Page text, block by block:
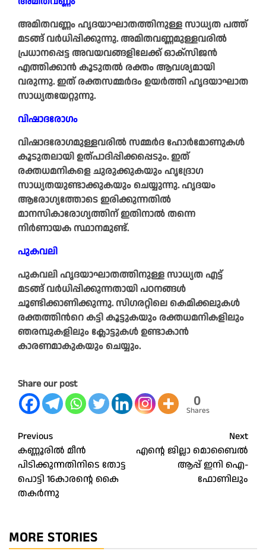
അമിതവണ്ണം ഹൃദയാഘാതത്തിനുള്ള സാധ്യത പത്ത്
മടങ്ങ് വര്‍ധിപ്പിക്കുന്നു. അമിതവണ്ണമുള്ളവരില്‍
പ്രധാനപ്പെട്ട അവയവങ്ങളിലേക്ക് ഓക്സിജന്‍
എത്തിക്കാന്‍ കൂടുതല്‍ രക്തം ആവശ്യമായി
വരുന്നു. ഇത് രക്തസമ്മര്‍ദം ഉയര്‍ത്തി ഹൃദയാഘാത
സാധ്യതയേറ്റുന്നു.
വിഷാദരോഗം
വിഷാദരോഗമുള്ളവരില്‍ സമ്മര്‍ദ ഹോര്‍മോണുകള്‍
കൂടുതലായി ഉത്പാദിപ്പിക്കപ്പെടും. ഇത്
രക്തധമനികളെ ചുരുക്കുകയും ഹൃദ്രോഗ
സാധ്യതയുണ്ടാക്കുകയും ചെയ്യുന്നു. ഹൃദയം
ആരോഗ്യത്തോടെ ഇരിക്കുന്നതില്‍
മാനസികാരോഗ്യത്തിന് ഇതിനാല്‍ തന്നെ
നിര്‍ണായക സ്ഥാനമുണ്ട്.
പുകവലി
പുകവലി ഹൃദയാഘാതത്തിനുള്ള സാധ്യത എട്ട്
മടങ്ങ് വര്‍ധിപ്പിക്കുന്നതായി പഠനങ്ങള്‍
ചൂണ്ടിക്കാണിക്കുന്നു. സിഗരറ്റിലെ കെമിക്കലുകള്‍
രക്തത്തിന്‍റെ കട്ടി കൂട്ടുകയും രക്തധമനികളിലും
ഞരമ്പുകളിലും ക്ലോട്ടുകള്‍ ഉണ്ടാകാന്‍
കാരണമാകുകയും ചെയ്യും.
Share our post
0
Shares
Post
navigation
Previous
കണ്ണൂരിൽ മീന്‍
പിടിക്കുന്നതിനിടെ തോട്ട
പൊട്ടി 16കാരന്റെ കൈ
തകര്‍ന്നു
Next
എന്റെ ജില്ലാ മൊബൈൽ
ആപ്പ് ഇനി ഐ-
ഫോണിലും
MORE STORIES